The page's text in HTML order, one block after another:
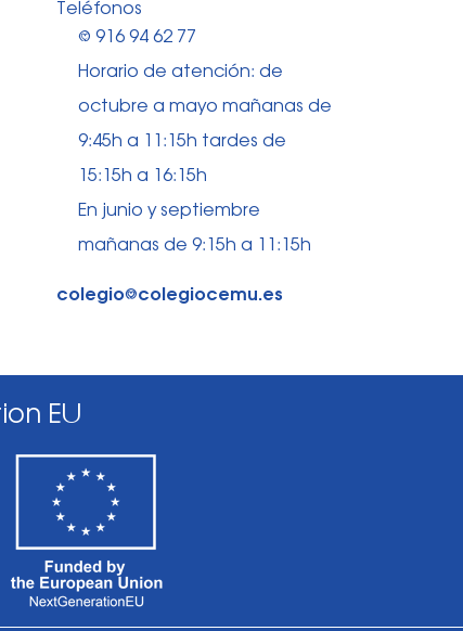
Teléfonos
⅛ 916 94 62 77
Horario de atención: de
octubre a mayo mañanas de
9:45h a 11:15h tardes de
15:15h a 16:15h
En junio y septiembre
mañanas de 9:15h a 11:15h
colegio⅛colegiocemu.es
EU